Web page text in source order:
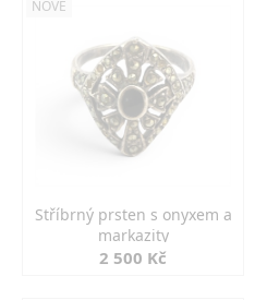
NOVÉ
Stříbrný prsten s onyxem a
markazity
2 500 Kč